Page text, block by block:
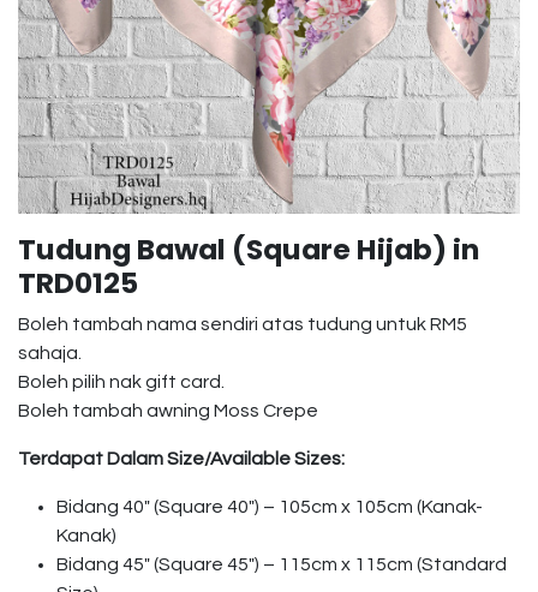
Tudung Bawal (Square Hijab) in
TRD0125
Boleh tambah nama sendiri atas tudung untuk RM5
sahaja.
Boleh pilih nak gift card.
Boleh tambah awning Moss Crepe
Terdapat Dalam Size/Available Sizes:
Bidang 40″ (Square 40″) – 105cm x 105cm (Kanak-
Kanak)
Bidang 45″ (Square 45″) – 115cm x 115cm (Standard